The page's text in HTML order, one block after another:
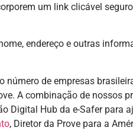
um link clicável
endereço e outras
número de empresas
A combinação de nossos
Digital Hub da e-Safer para
, Diretor da Prove para a